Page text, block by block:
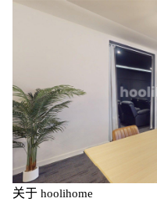
关于 hoolihome